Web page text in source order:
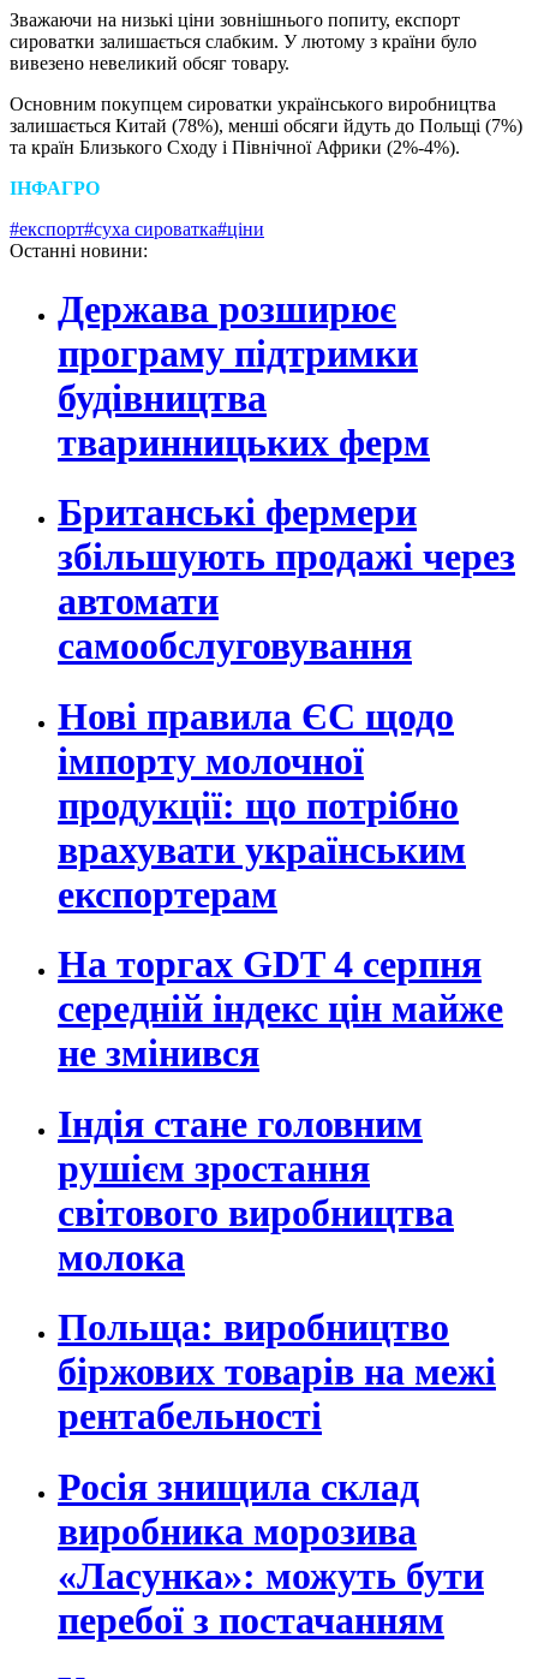
Зважаючи на низькі ціни зовнішнього попиту, експорт
сироватки залишається слабким. У лютому з країни було
вивезено невеликий обсяг товару.
Основним покупцем сироватки українського виробництва
залишається Китай (78%), менші обсяги йдуть до Польщі (7%)
та країн Близького Сходу і Північної Африки (2%-4%).
ІНФАГРО
#експорт#суха сироватка#ціни
Останні новини:
Держава розширює
програму підтримки
будівництва
тваринницьких ферм
Британські фермери
збільшують продажі через
автомати
самообслуговування
Нові правила ЄС щодо
імпорту молочної
продукції: що потрібно
врахувати українським
експортерам
На торгах GDT 4 серпня
середній індекс цін майже
не змінився
Індія стане головним
рушієм зростання
світового виробництва
молока
Польща: виробництво
біржових товарів на межі
рентабельності
Росія знищила склад
виробника морозива
«Ласунка»: можуть бути
перебої з постачанням